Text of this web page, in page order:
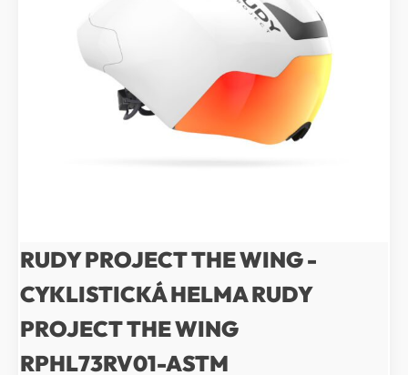
RUDY PROJECT THE WING -
CYKLISTICKÁ HELMA RUDY
PROJECT THE WING
RPHL73RV01-ASTM